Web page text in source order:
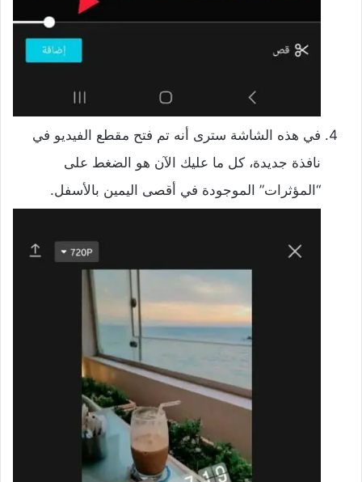
في هذه الشاشة سترى أنه تم فتح مقطع الفيديو في
نافذة جديدة، كل ما عليك الآن هو الضغط على
“المؤثرات” الموجودة في أقصى اليمين بالأسفل.